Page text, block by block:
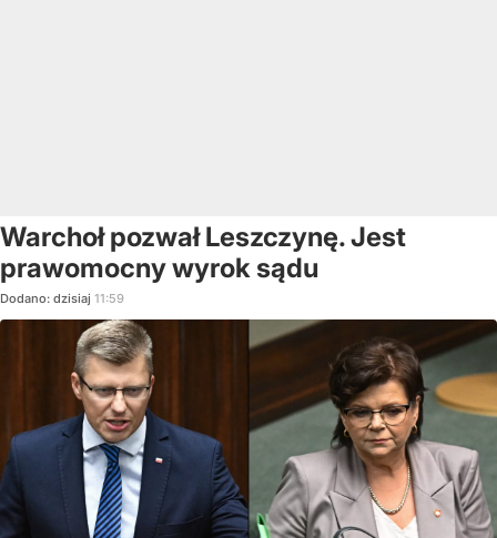
Warchoł pozwał Leszczynę. Jest
prawomocny wyrok sądu
Dodano: dzisiaj 11:59